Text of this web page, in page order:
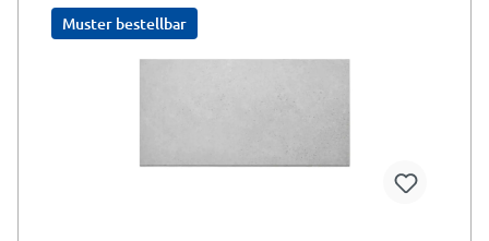
Muster bestellbar